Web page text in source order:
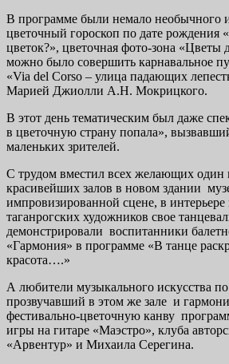
В программе были немало необычного и
цветочный гороскоп по дате рождения
цветок?», цветочная фото-зона «Цветы
можно было совершить карнавальное
«Via del Corso – улица падающих
Марией Джиолли А.Н. Мокрицкого.
В этот день тематическим был даже
в цветочную страну попала»,
маленьких зрителей.
С трудом вместил всех желающих один
красивейших залов в новом здании
импровизированной сцене, в интерьере
таганрогских художников свое
демонстрировали воспитанники
«Гармония» в программе «В танце
красота….»
А любители музыкального искусства
прозвучавший в этом же зале и
фестивально-цветочную канву
игры на гитаре «Маэстро», клуба
«Арвентур» и Михаила Серегина.